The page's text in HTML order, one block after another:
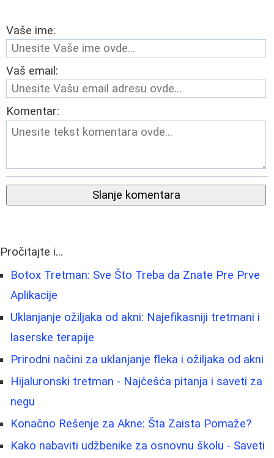
Vaše ime:
Vaš email:
Komentar:
Slanje komentara
Pročitajte i...
Botox Tretman: Sve Što Treba da Znate Pre Prve
Aplikacije
Uklanjanje ožiljaka od akni: Najefikasniji tretmani i
laserske terapije
Prirodni načini za uklanjanje fleka i ožiljaka od akni
Hijaluronski tretman - Najčešća pitanja i saveti za
negu
Konačno Rešenje za Akne: Šta Zaista Pomaže?
Kako nabaviti udžbenike za osnovnu školu - Saveti